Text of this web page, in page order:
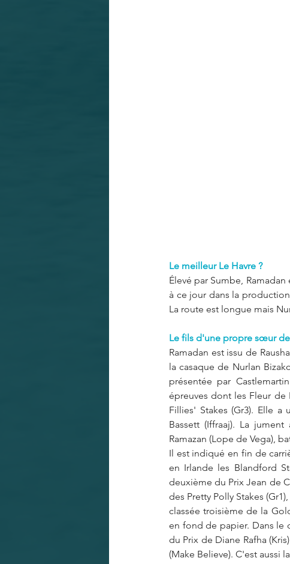
Le meilleur Le Havre ?
Élevé par Sumbe,
à ce jour dans la
La route est longue mais
Le fils d'une propre sœur
Ramadan est issu de
la casaque de Nurlan
présentée par
épreuves dont les Fleur de
Fillies' Stakes (Gr3). Elle a
Bassett (Iffraaj). La
Ramazan (Lope de Vega),
Il est indiqué en fin de
en Irlande les Blandford
deuxième du Prix Jean de
des Pretty Polly Stakes
classée troisième de la
en fond de papier. Dans le
du Prix de Diane Rafha
(Make Believe). C'est aussi